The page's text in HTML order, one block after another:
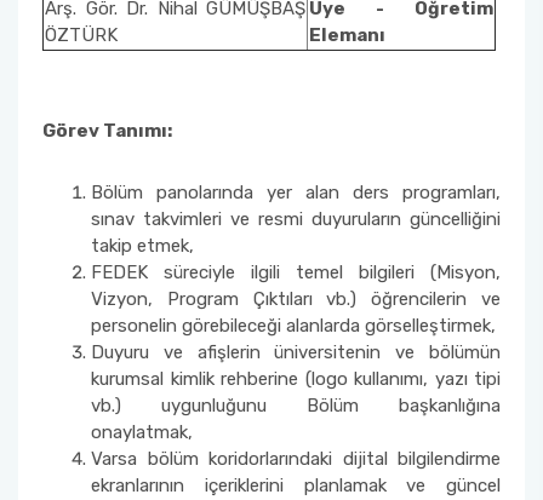
Arş. Gör. Dr. Nihal GÜMÜŞBAŞ
ÖZTÜRK
Üye - Öğretim
Elemanı
Görev Tanımı:
Bölüm panolarında yer alan ders programları,
sınav takvimleri ve resmi duyuruların güncelliğini
takip etmek,
FEDEK süreciyle ilgili temel bilgileri (Misyon,
Vizyon, Program Çıktıları vb.) öğrencilerin ve
personelin görebileceği alanlarda görselleştirmek,
Duyuru ve afişlerin üniversitenin ve bölümün
kurumsal kimlik rehberine (logo kullanımı, yazı tipi
vb.) uygunluğunu Bölüm başkanlığına
onaylatmak,
Varsa bölüm koridorlarındaki dijital bilgilendirme
ekranlarının içeriklerini planlamak ve güncel
Eğitim ve Öğretim Komisyonu
Bologna Komisyonu
Öğretim Kadrosu Planlama Komisyonu
Eğitim Öğretim Programları İyileştirme
Komisyonu
Mezunlarla İletişim, Ölçme ve Değerlendirme
Komisyonu
Eğitim-Öğretim Planı ve Sınav Yönetimi
Komisyonu